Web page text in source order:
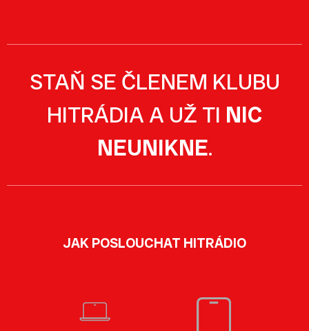
STAŇ SE ČLENEM KLUBU
HITRÁDIA A UŽ TI NIC
NEUNIKNE.
JAK POSLOUCHAT HITRÁDIO